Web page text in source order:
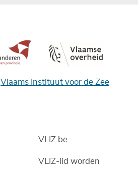
Vlaams Instituut voor de Zee
VLIZ.be
VLIZ-lid worden